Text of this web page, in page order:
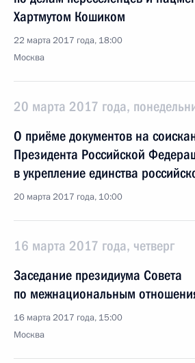
Хартмутом Кошиком
22 марта 2017 года, 18:00
Москва
20 марта 2017 года,
О приёме документов на
Президента Российской
в укрепление единства
20 марта 2017 года, 10:00
16 марта 2017 года, четверг
Заседание президиума Совета
по межнациональным
16 марта 2017 года, 15:00
Москва